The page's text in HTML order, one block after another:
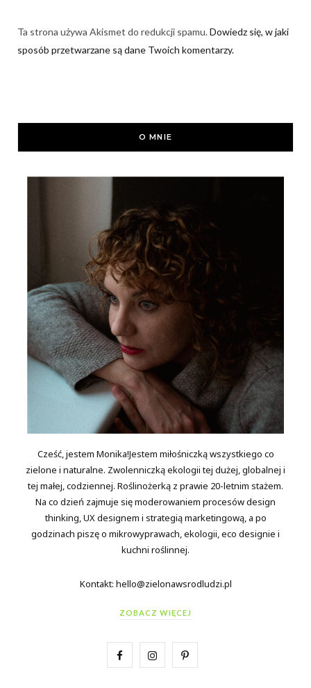
Ta strona używa Akismet do redukcji spamu.Dowiedz się, w jaki
sposób przetwarzane są dane Twoich komentarzy.
O MNIE
Cześć, jestem Monika!Jestem miłośniczką wszystkiego co
zielone i naturalne. Zwolenniczką ekologii tej dużej, globalnej i
tej małej, codziennej. Roślinożerką z prawie 20-letnim stażem.
Na co dzień zajmuje się moderowaniem procesów design
thinking, UX designem i strategią marketingową, a po
godzinach piszę o mikrowyprawach, ekologii, eco designie i
kuchni roślinnej.
Kontakt: hello@zielonawsrodludzi.pl
ZOBACZ WIĘCEJ
F I P